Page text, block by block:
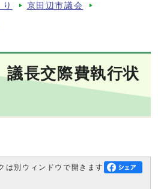
京田辺市議会
長交際費執行状
は別ウィンドウで開きます